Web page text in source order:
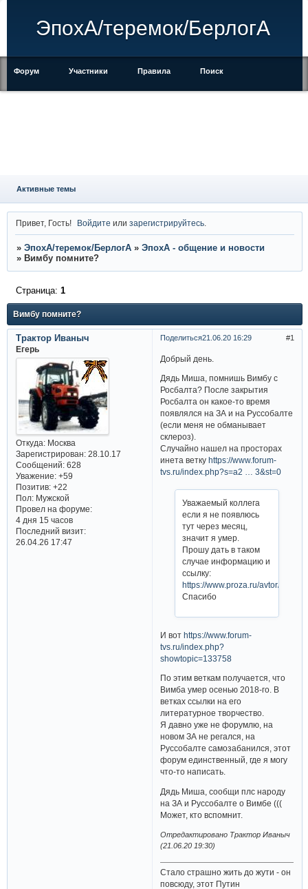
ЭпохА/теремок/БерлогА
Форум Участники Правила Поиск
Активные темы
Привет, Гость! Войдите илизарегистрируйтесь
» ЭпохА/теремок/БерлогА » ЭпохА - общение и новости
» Вимбу помните?
Вимбу помните?
Страница: 1
Поделиться 1
21.06.20 16:29
Трактор Иваныч
Егерь
Откуда:Москва
Зарегистрирован: 28.10.17
Сообщений:628
Уважение: +59
Позитив: +22
Пол:Мужской
Провел на форуме:
4 дня 15 часов
Последний визит:
26.04.26 17:47
Добрый день.
Дядь Миша, помнишь Вимбу с
Росбалта? После закрытия
Росбалта он какое-то время
появлялся на ЗА и на Руссобалте
(если меня не обманывает
склероз).
Случайно нашел на просторах
инета ветку https://www.forum-
tvs.ru/index.php?s=a2 … 3&st=0
Уважаемый коллега
если я не появлюсь
тут через месяц,
значит я умер.
Прошу дать в таком
случае информацию и
ссылку:
https://www.proza.ru/avtor/vimba
Спасибо
И вотhttps://www.forum-
tvs.ru/index.php?
showtopic=133758
По этим веткам получается, что
Вимба умер осенью 2018-го. В
ветках ссылки на его
литературное творчество.
Я давно уже не форумлю, на
новом ЗА не регался, на
Руссобалте самозабанился, этот
форум единственный, где я могу
что-то написать.
Дядь Миша, сообщи плс народу
на ЗА и Руссобалте о Вимбе (((
Может, кто вспомнит.
Отредактировано Трактор Иваныч
(21.06.20 19:30)
Стало страшно жить до жути - он
повсюду, этот Путин